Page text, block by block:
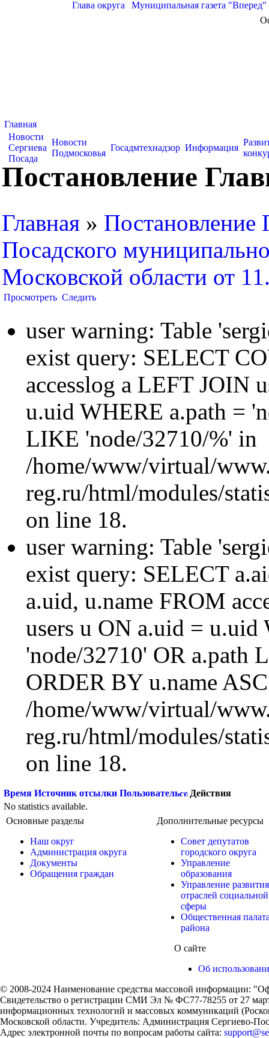
Глава округа Муниципальная газета "Вперед"
Главная
Новости
Сергиева
Посада
Новости
Подмосковья
Госадмтехнадзор Информация
Постановление
Главная » Постановление
Посадского
Московской области от
Просмотреть Следить
user warning: Table
exist query: SELECT
accesslog a LEFT JOIN
u.uid WHERE a.path =
LIKE 'node/32710/%' in
/home/www/virtual/
reg.ru/html/modules/
on line 18.
user warning: Table
exist query: SELECT
a.uid, u.name FROM
users u ON a.uid = u.uid
'node/32710' OR a.path
ORDER BY u.name
/home/www/virtual/
reg.ru/html/modules/
on line 18.
Время Источник отсылки Пользователь
Действия
No statistics available.
Основные разделы
Наш округ
Администрация округа
Документы
Обращения граждан
Дополнительные ресурсы
Совет депутатов
городского округа
Управление
образования
Управление развития
отраслей социальной
сферы
Общественная
района
О сайте
Об
© 2008-2024 Наименование средства массовой информации:
Свидетельство о регистрации СМИ Эл № ФС77-78255 от 27
информационных технологий и массовых коммуникаций
Московской области. Учредитель: Администрация Сергиево-
Адрес электронной почты по вопросам работы сайта: